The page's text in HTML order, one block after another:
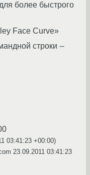
более быстрого
Face Curve»
строки --
03:41:23 +00:00)
23.09.2011 03:41:23